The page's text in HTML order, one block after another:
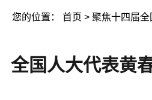
您的位置： 首页 > 聚焦十四届
全国人大代表黄